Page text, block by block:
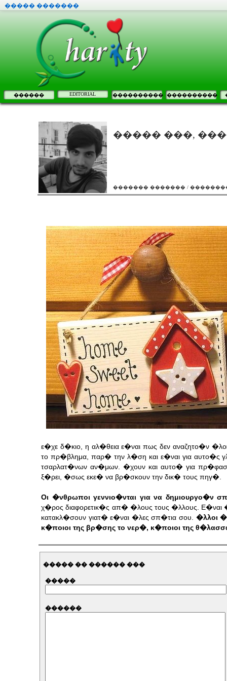
����� �������
������ EDITORIAL ���������� ����������
����� ���,
������� ������� /
ε�χε δ�κιο, η αλ�θεια ε�ναι πως δεν αναζητο�ν
το πρ�βλημα, παρ� την λ�ση και ε�ναι για αυτο�ς
τσαρλατ�νων αν�μων. �χουν και αυτο� για
ξ�ρει, �σως εκε� να βρ�σκουν την δικ� τους πηγ�.
Οι �νθρωποι γεννιο�νται για να δημιουργο�ν
χ�ρος διαφορετικ�ς απ� �λους τους �λλους. Ε�ναι
κατακλ�σουν γιατ� ε�ναι �λες σπ�τια σου. �λλοι
κ�ποιοι της βρ�σης το νερ�, κ�ποιοι της
����� �� ������ ���
�����
������